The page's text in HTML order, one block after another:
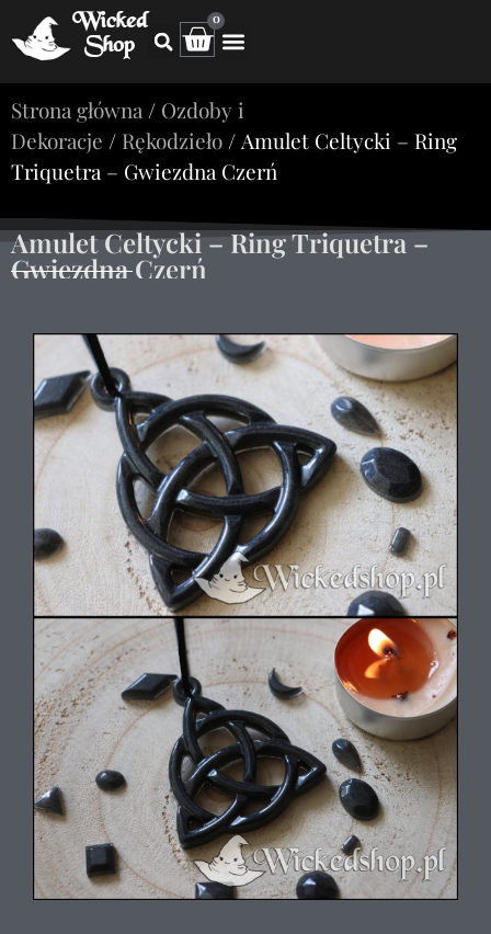
Wicked
Shop
0
Strona główna / Ozdoby i
Dekoracje / Rękodzieło / Amulet Celtycki – Ring
Triquetra – Gwiezdna Czerń
Amulet Celtycki – Ring Triquetra –
Gwiezdna Czerń